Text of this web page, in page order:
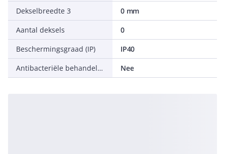
Dekselbreedte 3
0 mm
Aantal deksels
0
Beschermingsgraad (IP)
IP40
Antibacteriële behandeling
Nee